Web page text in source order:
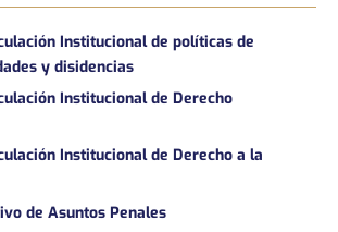
Institucional de políticas de
y disidencias
Institucional de Derecho
Institucional de Derecho a la
de Asuntos Penales